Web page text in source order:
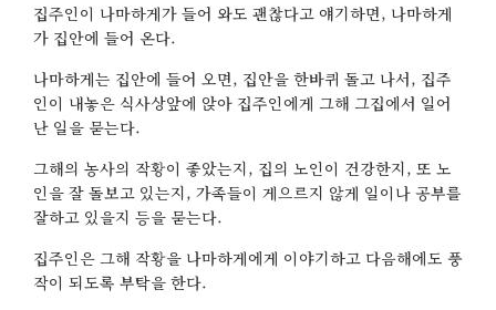
집주인이 나마하게가 들어 와도 괜찮다고 얘기하면, 나마하게
가 집안에 들어 온다.
나마하게는 집안에 들어 오면, 집안을 한바퀴 돌고 나서, 집주
인이 내놓은 식사상앞에 앉아 집주인에게 그해 그집에서 일어
난 일을 묻는다.
그해의 농사의 작황이 좋았는지, 집의 노인이 건강한지, 또 노
인을 잘 돌보고 있는지, 가족들이 게으르지 않게 일이나 공부를
잘하고 있을지 등을 묻는다.
집주인은 그해 작황을 나마하게에게 이야기하고 다음해에도 풍
작이 되도록 부탁을 한다.